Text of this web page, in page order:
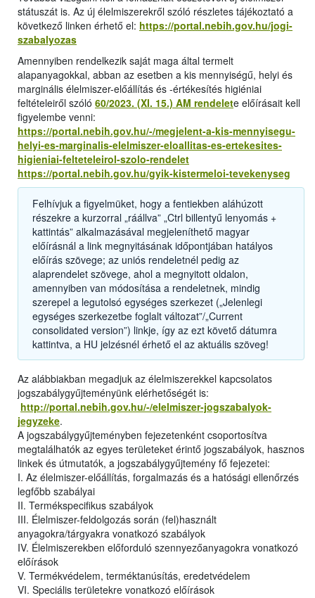
státuszát is. Az új élelmiszerekről szóló részletes tájékoztató a
következő linken érhető el: https://portal.nebih.gov.hu/jogi-
szabalyozas
Amennyiben rendelkezik saját maga által termelt
alapanyagokkal, abban az esetben a kis mennyiségű, helyi és
marginális élelmiszer-előállítás és -értékesítés higiéniai
feltételeiről szóló 60/2023. (XI. 15.) AM rendelete előírásait kell
figyelembe venni:
https://portal.nebih.gov.hu/-/megjelent-a-kis-mennyisegu-
helyi-es-marginalis-elelmiszer-eloallitas-es-ertekesites-
higieniai-felteteleirol-szolo-rendelet
https://portal.nebih.gov.hu/gyik-kistermeloi-tevekenyseg
Felhívjuk a figyelmüket, hogy a fentiekben aláhúzott
részekre a kurzorral „ráállva” „Ctrl billentyű lenyomás +
kattintás” alkalmazásával megjeleníthető magyar
előírásnál a link megnyitásának időpontjában hatályos
előírás szövege; az uniós rendeletnél pedig az
alaprendelet szövege, ahol a megnyitott oldalon,
amennyiben van módosítása a rendeletnek, mindig
szerepel a legutolsó egységes szerkezet („Jelenlegi
egységes szerkezetbe foglalt változat”/„Current
consolidated version”) linkje, így az ezt követő dátumra
kattintva, a HU jelzésnél érhető el az aktuális szöveg!
Az alábbiakban megadjuk az élelmiszerekkel kapcsolatos
jogszabálygyűjteményünk elérhetőségét is:
http://portal.nebih.gov.hu/-/elelmiszer-jogszabalyok-
jegyzeke.
A jogszabálygyűjteményben fejezetenként csoportosítva
megtalálhatók az egyes területeket érintő jogszabályok, hasznos
linkek és útmutatók, a jogszabálygyűjtemény fő fejezetei:
I. Az élelmiszer-előállítás, forgalmazás és a hatósági ellenőrzés
legfőbb szabályai
II. Termékspecifikus szabályok
III. Élelmiszer-feldolgozás során (fel)használt
anyagokra/tárgyakra vonatkozó szabályok
IV. Élelmiszerekben előforduló szennyezőanyagokra vonatkozó
előírások
V. Termékvédelem, terméktanúsítás, eredetvédelem
VI. Speciális területekre vonatkozó előírások